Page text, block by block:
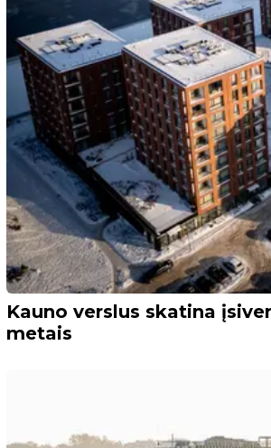
Kauno verslus skatina
metais